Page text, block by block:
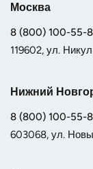
Москва
8 (800) 100-55-
119602, ул.
Нижний
8 (800) 100-55-
603068, ул.